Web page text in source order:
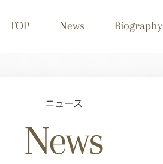
TOP News Biography
ニュース
News